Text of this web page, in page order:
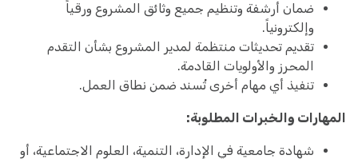
ضمان أرشفة وتنظيم جميع وثائق المشروع ورقياً
وإلكترونياً.
تقديم تحديثات منتظمة لمدير المشروع بشأن التقدم
المحرز والأولويات القادمة.
تنفيذ أي مهام أخرى تُسند ضمن نطاق العمل.
المهارات والخبرات المطلوبة:
شهادة جامعية في الإدارة، التنمية، العلوم الاجتماعية، أو